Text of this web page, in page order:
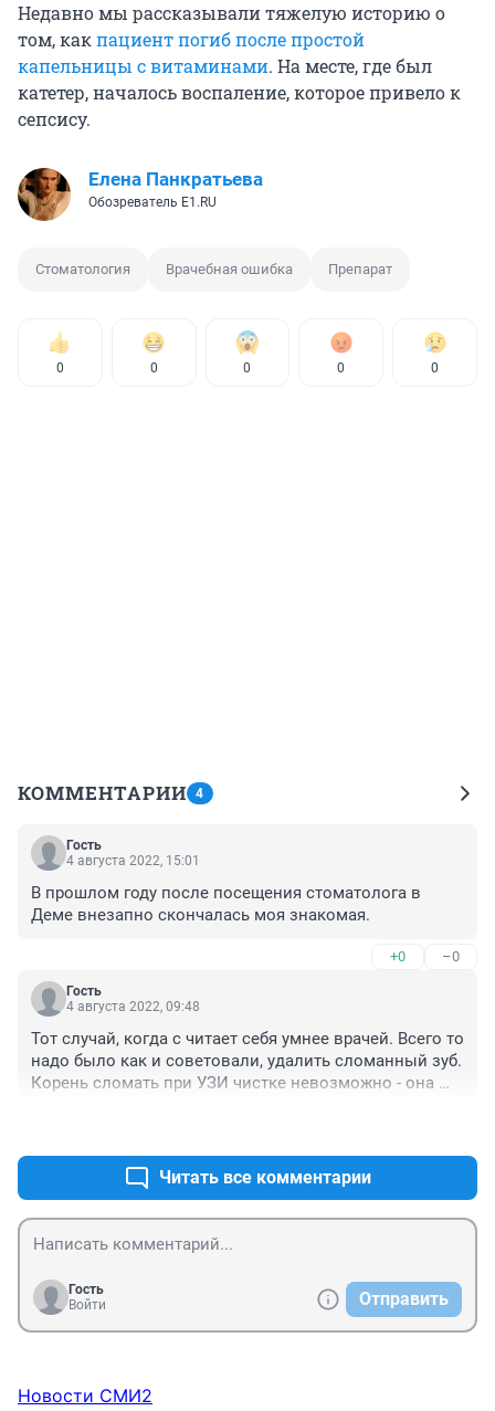
Недавно мы рассказывали тяжелую историю о
том, какпациент погиб после простой
капельницы с витаминами. На месте, где был
катетер, началось воспаление, которое привело к
сепсису.
Елена Панкратьева
Обозреватель E1.RU
Стоматология Врачебная ошибка Препарат
0 0 0 0 0
КОММЕНТАРИИ 4
Гость
4 августа 2022, 15:01
В прошлом году после посещения стоматолога в
Деме внезапно скончалась моя знакомая.
+0 –0
Гость
4 августа 2022, 09:48
Тот случай, когда с читает себя умнее врачей. Всего то
надо было как и советовали, удалить сломанный зуб.
Корень сломать при УЗИ чистке невозможно - она
Читать все комментарии
Гость
Войти
Отправить
Новости СМИ2